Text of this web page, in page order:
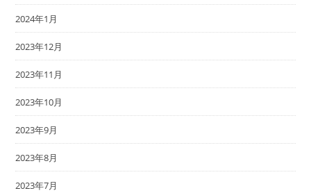
2024年1月
2023年12月
2023年11月
2023年10月
2023年9月
2023年8月
2023年7月